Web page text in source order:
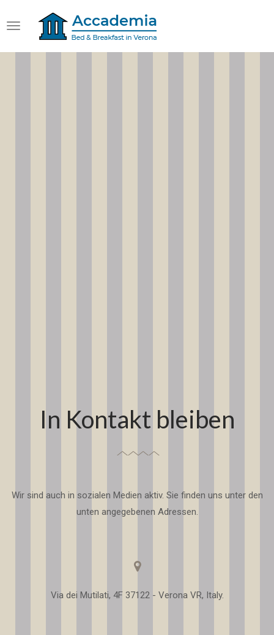
In Kontakt bleiben
Wir sind auch in sozialen Medien aktiv. Sie finden uns unter den
unten angegebenen Adressen.
Via dei Mutilati, 4F 37122 - Verona VR, Italy.